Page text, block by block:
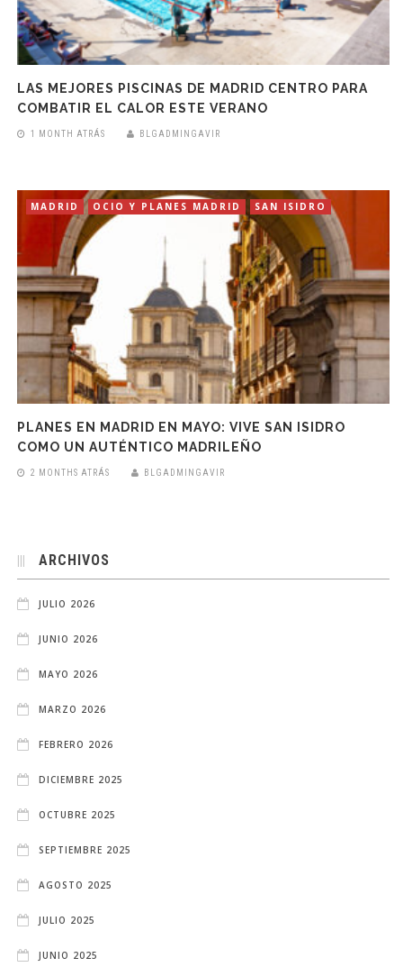
LAS MEJORES PISCINAS DE MADRID CENTRO PARA
COMBATIR EL CALOR ESTE VERANO
1 MONTH ATRÁS BLGADMINGAVIR
MADRID OCIO Y PLANES MADRID SAN ISIDRO
PLANES EN MADRID EN MAYO: VIVE SAN ISIDRO
COMO UN AUTÉNTICO MADRILEÑO
2 MONTHS ATRÁS BLGADMINGAVIR
ARCHIVOS
JULIO 2026
JUNIO 2026
MAYO 2026
MARZO 2026
FEBRERO 2026
DICIEMBRE 2025
OCTUBRE 2025
SEPTIEMBRE 2025
AGOSTO 2025
JULIO 2025
JUNIO 2025